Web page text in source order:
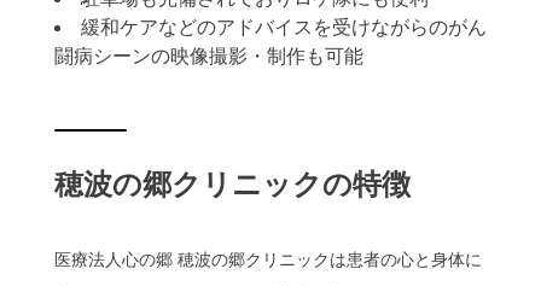
緩和ケアなどのアドバイスを受けながらのがん
闘病シーンの映像撮影・制作も可能
穂波の郷クリニックの特徴
医療法人心の郷 穂波の郷クリニックは患者の心と身体に